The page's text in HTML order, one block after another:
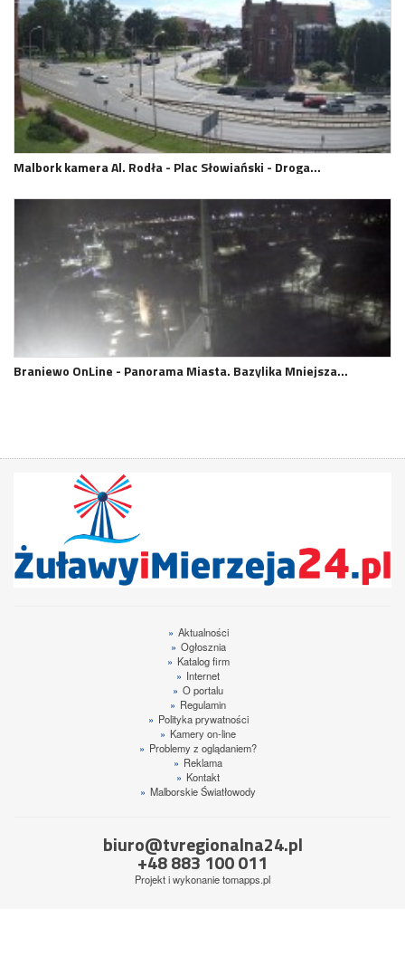
Malbork kamera Al. Rodła - Plac Słowiański - Droga…
Braniewo OnLine - Panorama Miasta. Bazylika Mniejsza…
» Aktualności
» Ogłosznia
» Katalog firm
» Internet
» O portalu
» Regulamin
» Polityka prywatności
» Kamery on-line
» Problemy z oglądaniem?
» Reklama
» Kontakt
» Malborskie Światłowody
biuro@tvregionalna24.pl
+48 883 100 011
Projekt i wykonanietomapps.pl